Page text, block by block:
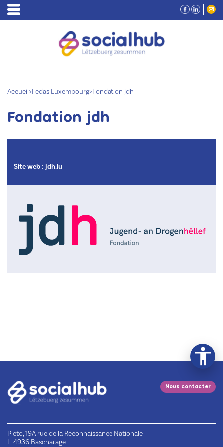
Accueil>Fedas Luxembourg>Fondation jdh
Fondation jdh
Site web : jdh.lu
Nous contacter
Picto, 19A rue de la Reconnaissance Nationale
L-4936 Bascharage